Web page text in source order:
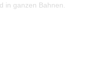
in ganzen Bahnen.